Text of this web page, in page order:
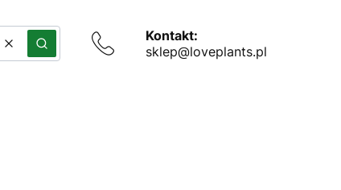
WyczyśćSzukaj
Kontakt:
sklep@loveplants.pl